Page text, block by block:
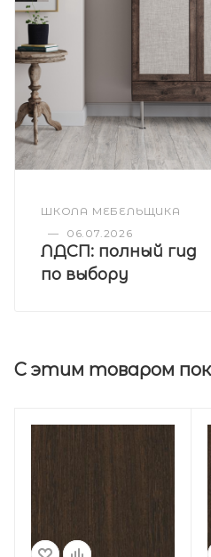
ШКОЛА МЕБЕЛЬЩИКА
—
06.07.2026
ЛДСП: полный гид
по выбору
С этим товаром